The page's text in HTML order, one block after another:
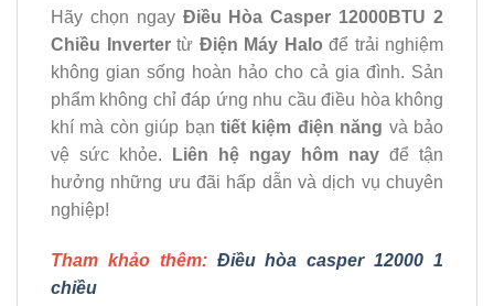
Hãy chọn ngay Điều Hòa Casper 12000BTU 2
Chiều Invertertừ Điện Máy Halo để trải nghiệm
không gian sống hoàn hảo cho cả gia đình. Sản
phẩm không chỉ đáp ứng nhu cầu điều hòa không
khí mà còn giúp bạn tiết kiệm điện năng và bảo
vệ sức khỏe.
Liên hệ ngay hôm nay để tận
hưởng những ưu đãi hấp dẫn và dịch vụ chuyên
nghiệp!
Tham khảo thêm: Điều hòa casper 12000 1
chiều